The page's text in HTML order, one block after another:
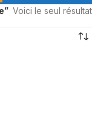
Voici le seul résultat